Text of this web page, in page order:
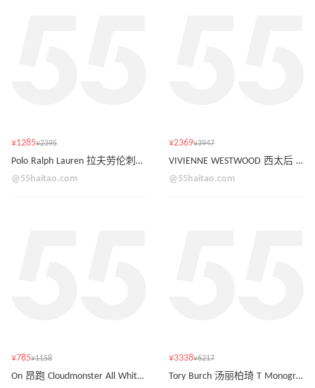
¥1285¥2395
Polo Ralph Lauren 拉夫劳伦刺绣拉链夹克外套
@55haitao.com
¥2369¥3947
VIVIENNE WESTWOOD 西太后 Hazel 鳄鱼皮黑色小号单肩包
@55haitao.com
¥785¥1158
On 昂跑 Cloudmonster All White 运动鞋
¥3338¥6217
Tory Burch 汤丽柏琦 T Monogram 迷你手提包